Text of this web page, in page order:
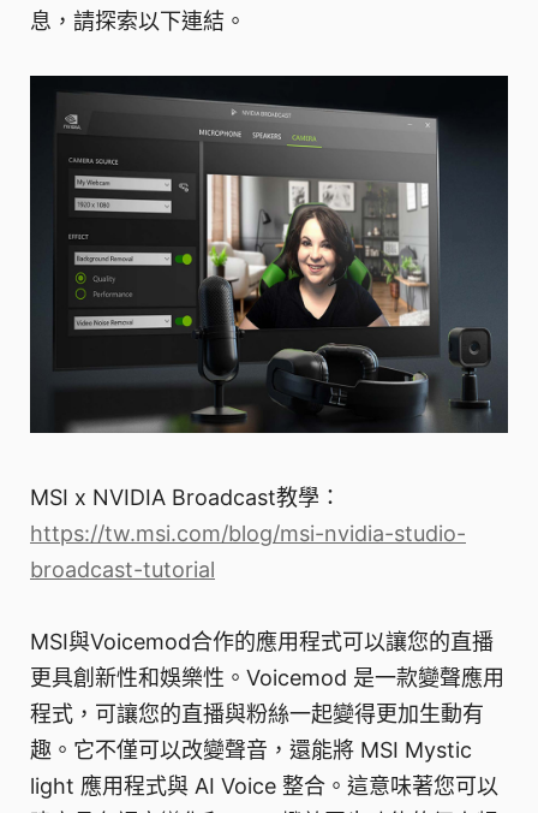
息，請探索以下連結。
MSI x NVIDIA Broadcast教學：
https://tw.msi.com/blog/msi-nvidia-studio-
broadcast-tutorial
MSI與Voicemod合作的應用程式可以讓您的直播
更具創新性和娛樂性。Voicemod 是一款變聲應用
程式，可讓您的直播與粉絲一起變得更加生動有
趣。它不僅可以改變聲音，還能將 MSI Mystic
light 應用程式與 AI Voice 整合。這意味著您可以